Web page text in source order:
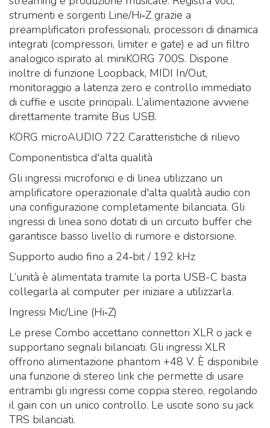
strumenti e sorgenti Line/Hi‑Z grazie a
preamplificatori professionali, processori di dinamica
integrati (compressori, limiter e gate) e ad un filtro
analogico ispirato al miniKORG 700S. Dispone
inoltre di funzione Loopback, MIDI In/Out,
monitoraggio a latenza zero e controllo immediato
di cuffie e uscite principali. L’alimentazione avviene
direttamente tramite Bus USB.
KORG microAUDIO 722 Caratteristiche di rilievo
Componentistica d'alta qualità
Gli ingressi microfonici e di linea utilizzano un
amplificatore operazionale d'alta qualità audio con
una configurazione completamente bilanciata. Gli
ingressi di linea sono dotati di un circuito buffer che
garantisce basso livello di rumore e distorsione.
Supporto audio fino a 24‑bit / 192 kHz
L’unità è alimentata tramite la porta USB-C basta
collegarla al computer per iniziare a utilizzarla.
Ingressi Mic/Line (Hi‑Z)
Le prese Combo accettano connettori XLR o jack e
supportano segnali bilanciati. Gli ingressi XLR
offrono alimentazione phantom +48 V. È disponibile
una funzione di stereo link che permette di usare
entrambi gli ingressi come coppia stereo, regolando
il gain con un unico controllo. Le uscite sono su jack
TRS bilanciati.